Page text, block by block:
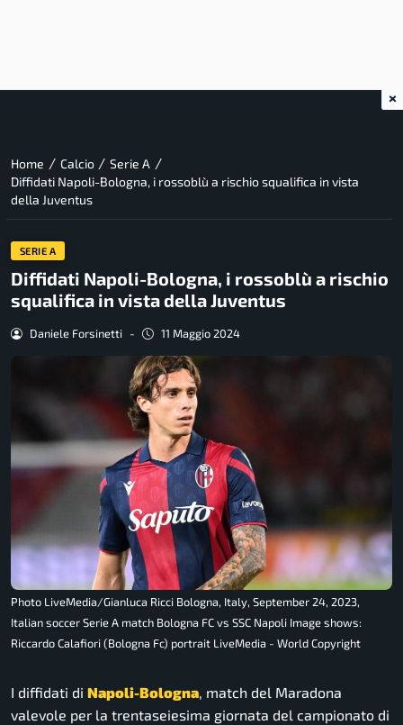
Home / Calcio / Serie A /
Diffidati Napoli-Bologna, i rossoblù a rischio squalifica in vista
della Juventus
SERIE A
Diffidati Napoli-Bologna, i rossoblù a rischio
squalifica in vista della Juventus
Daniele Forsinetti - 11 Maggio 2024
Photo LiveMedia/Gianluca Ricci Bologna, Italy, September 24, 2023,
Italian soccer Serie A match Bologna FC vs SSC Napoli Image shows:
Riccardo Calafiori (Bologna Fc) portrait LiveMedia - World Copyright
I diffidati di Napoli-Bologna, match del Maradona
valevole per la trentaseiesima giornata del campionato di
×